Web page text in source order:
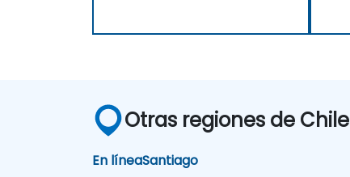
Otras regiones de Chile
En líneaSantiago